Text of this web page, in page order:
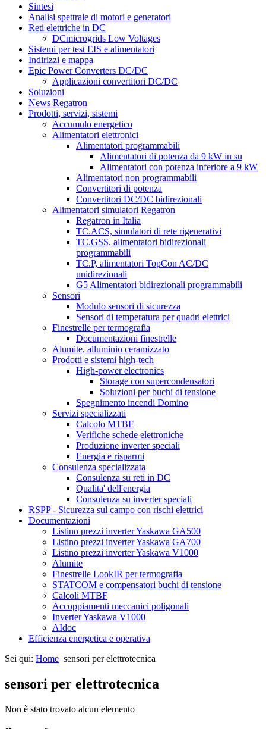
Sintesi
Analisi spettrale di motori e generatori
Reti elettriche in DC
DCmicrogrids Low Voltages
Sistemi per test EIS e alimentatori
Indirizzi e mappa
Epic Power Converters DC/DC
Applicazioni convertitori DC/DC
Soluzioni
News Regatron
Prodotti, servizi, sistemi
Accumulo energetico
Alimentatori elettronici
Alimentatori programmabili
Alimentatori di potenza da 9 kW in su
Alimentatori con potenza inferiore a 9 kW
Alimentatori non programmabili
Convertitori di potenza
Convertitori DC/DC bidirezionali
Alimentatori simulatori Regatron
Regatron in Italia
TC.ACS, simulatori di rete rigenerativi
TC.GSS, alimentatori bidirezionali
programmabili
TC.P, alimentatori TopCon AC/DC
unidirezionali
G5 Alimentatori bidirezionali programmabili
Sensori
Modulo sensori di sicurezza
Sensori di temperatura per quadri elettrici
Finestrelle per termografia
Documentazioni finestrelle
Alumite, alluminio ceramizzato
Prodotti e sistemi high-tech
High-power electronics
Storage con supercondensatori
Soluzioni per buchi di tensione
Spegnimento incendi Domino
Servizi specializzati
Calcolo MTBF
Verifiche schede elettroniche
Produzione inverter speciali
Energia e risparmi
Consulenza specializzata
Consulenza su reti in DC
Qualita' dell'energia
Consulenza su inverter speciali
RSPP - Sicurezza sul campo con rischi elettrici
Documentazioni
Listino prezzi inverter Yaskawa GA500
Listino prezzi inverter Yaskawa GA700
Listino prezzi inverter Yaskawa V1000
Alumite
Finestrelle LookIR per termografia
STATCOM e compensatori buchi di tensione
Calcoli MTBF
Accoppiamenti meccanici poligonali
Inverter Yaskawa V1000
AIdoc
Efficienza energetica e operativa
Sei qui: Home sensori per elettrotecnica
sensori per elettrotecnica
Non è stato trovato alcun elemento